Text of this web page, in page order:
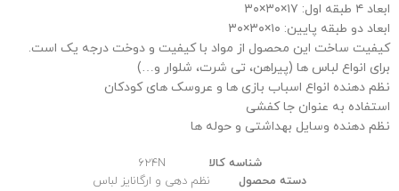
ابعاد ۴ طبقه اول: ۱۷×۳۰×۳۰
ابعاد دو طبقه پایین: ۱۰×۳۰×۳۰
کیفیت ساخت این محصول از مواد با کیفیت و دوخت درجه یک است.
برای انواع لباس ها (پیراهن، تی شرت، شلوار و…)
نظم دهنده انواع اسباب بازی ها و عروسک های کودکان
استفاده به عنوان جا کفشی
نظم دهنده وسایل بهداشتی و حوله ها
شناسه کالا
624N
دسته محصول
نظم دهی و ارگانایز لباس